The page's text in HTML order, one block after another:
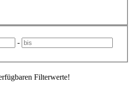
-
Filterwerte!